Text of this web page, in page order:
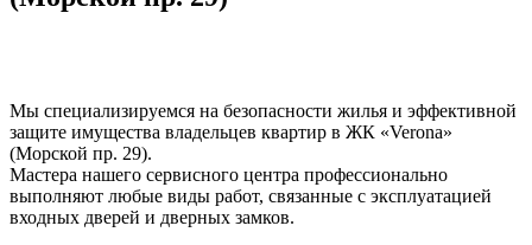
Мы специализируемся на безопасности жилья и эффективной
защите имущества владельцев квартир в ЖК «Verona»
(Морской пр. 29).
Мастера нашего сервисного центра профессионально
выполняют любые виды работ, связанные с эксплуатацией
входных дверей и дверных замков.